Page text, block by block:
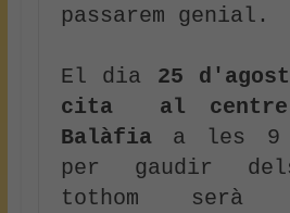
passarem genial.
El dia 25
cita  al
Balàfia a les 9
per gaudir
tothom serà